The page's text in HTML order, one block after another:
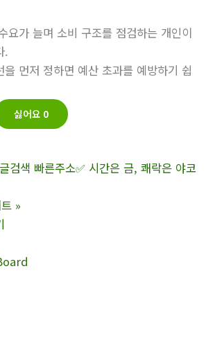
요가 늘며 소비 구조를 점검하는 개인이
.
을 먼저 정하면 예산 초과를 예방하기 쉽
싫어요 0
검색 빠른주소✅ 시간은 금, 쾌락은 야코
»